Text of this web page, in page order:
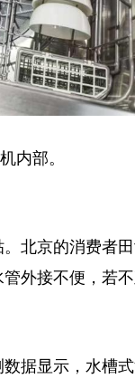
部。
京的消费者
外接不便，若
显示，水槽式